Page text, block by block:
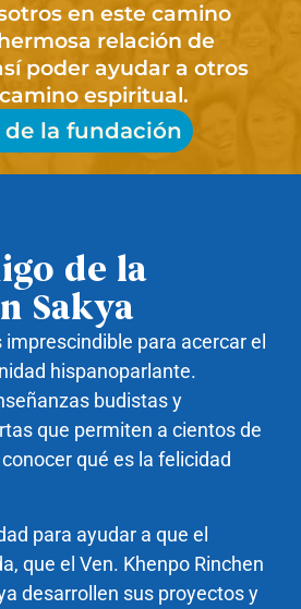
en este camino
relación de
poder ayudar a otros
espiritual.
la fundación
de la
Sakya
para acercar el
hispanoparlante.
budistas y
que permiten a cientos de
qué es la felicidad
para ayudar a que el
que el Ven. Khenpo Rinchen
desarrollen sus proyectos y